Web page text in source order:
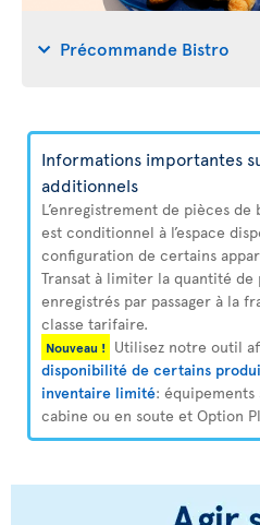
Précommande Bistro
Informations importantes
additionnels
L’enregistrement de pièces de
est conditionnel à l’espace
configuration de certains
Transat à limiter la quantité de
enregistrés par passager à la
classe tarifaire.
Nouveau ! Utilisez notre outil
disponibilité de certains
inventaire limité: équipements
cabine ou en soute et Option